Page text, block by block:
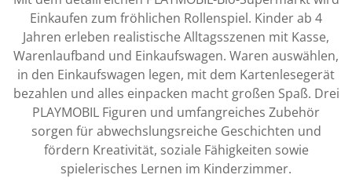
Einkaufen zum fröhlichen Rollenspiel. Kinder ab 4
Jahren erleben realistische Alltagsszenen mit Kasse,
Warenlaufband und Einkaufswagen. Waren auswählen,
in den Einkaufswagen legen, mit dem Kartenlesegerät
bezahlen und alles einpacken macht großen Spaß. Drei
PLAYMOBIL Figuren und umfangreiches Zubehör
sorgen für abwechslungsreiche Geschichten und
fördern Kreativität, soziale Fähigkeiten sowie
spielerisches Lernen im Kinderzimmer.